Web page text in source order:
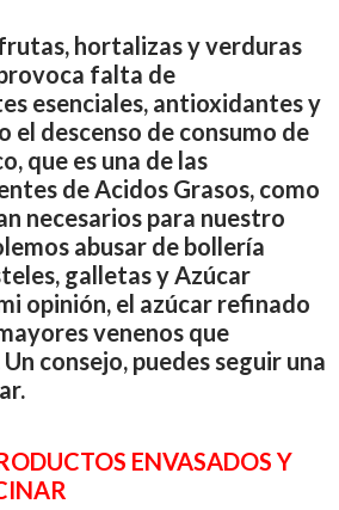
hortalizas y verduras
falta de
esenciales, antioxidantes y
el descenso de consumo de
que es una de las
de Acidos Grasos, como
necesarios para nuestro
abusar de bollería
galletas y Azúcar
opinión, el azúcar refinado
venenos que
consejo, puedes seguir una
ENVASADOS Y